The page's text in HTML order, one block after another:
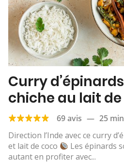
Curry
chiche au lait
69 avis — 25
Direction l’Inde avec ce curry
et lait de coco
Les épinards
autant en profiter avec...